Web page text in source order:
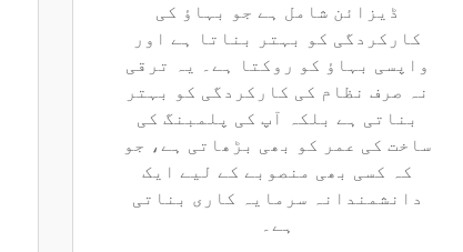
ڈیزائن شامل ہے جو بہاؤ کی
کارکردگی کو بہتر بناتا ہے اور
واپسی بہاؤ کو روکتا ہے۔ یہ ترقی
نہ صرف نظام کی کارکردگی کو بہتر
بناتی ہے بلکہ آپ کی پلمبنگ کی
ساخت کی عمر کو بھی بڑھاتی ہے، جو
کہ کسی بھی منصوبے کے لیے ایک
دانشمندانہ سرمایہ کاری بناتی
ہے۔